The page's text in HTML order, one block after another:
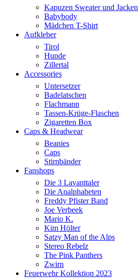
Kapuzen Sweater und Jacken
Babybody
Mädchen T-Shirt
Aufkleber
Tirol
Hunde
Zillertal
Accessories
Untersetzer
Badelatschen
Flachmann
Tassen-Krüge-Flaschen
Zigaretten Box
Caps & Headwear
Beanies
Caps
Stirnbänder
Fanshops
Die 3 Lavanttaler
Die Analphabeten
Freddy Pfister Band
Joe Verbeek
Mario K.
Kim Hölter
Satzy Man of the Alps
Stereo Rebelz
The Pink Panthers
Zwirn
Feuerwehr Kollektion 2023